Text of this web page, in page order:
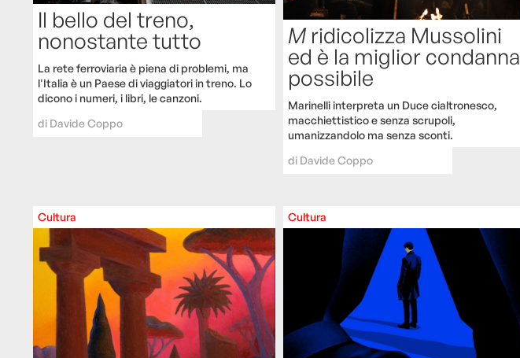
Il bello del treno,
nonostante tutto
La rete ferroviaria è piena di problemi, ma
l'Italia è un Paese di viaggiatori in treno. Lo
dicono i numeri, i libri, le canzoni.
di Davide Coppo
Mridicolizza Mussolini
ed è la miglior condanna
possibile
Marinelli interpreta un Duce cialtronesco,
macchiettistico e senza scrupoli,
umanizzandolo ma senza sconti.
di Davide Coppo
Cultura Cultura